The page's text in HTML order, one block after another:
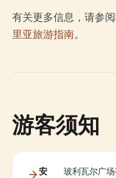
有关更多信息，请参
里亚旅游指南。
游客须知
安
玻利瓦尔广